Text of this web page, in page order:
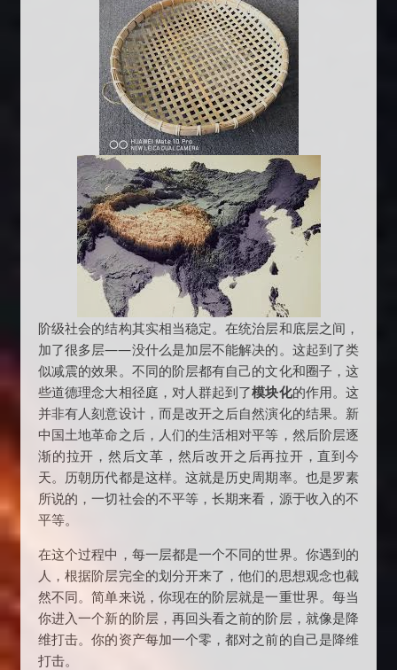
阶级社会的结构其实相当稳定。在统治层和底层之间，
加了很多层——没什么是加层不能解决的。这起到了类
似减震的效果。不同的阶层都有自己的文化和圈子，这
些道德理念大相径庭，对人群起到了模块化的作用。这
并非有人刻意设计，而是改开之后自然演化的结果。新
中国土地革命之后，人们的生活相对平等，然后阶层逐
渐的拉开，然后文革，然后改开之后再拉开，直到今
天。历朝历代都是这样。这就是历史周期率。也是罗素
所说的，一切社会的不平等，长期来看，源于收入的不
平等。
在这个过程中，每一层都是一个不同的世界。你遇到的
人，根据阶层完全的划分开来了，他们的思想观念也截
然不同。简单来说，你现在的阶层就是一重世界。每当
你进入一个新的阶层，再回头看之前的阶层，就像是降
维打击。你的资产每加一个零，都对之前的自己是降维
打击。